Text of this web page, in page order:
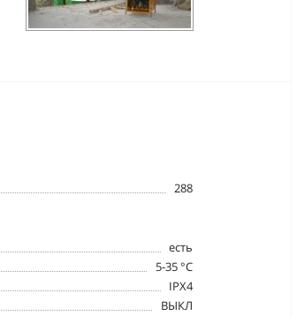
288
eсть
5-35 °C
IPX4
ВЫКЛ